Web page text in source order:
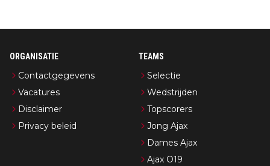
ORGANISATIE
Contactgegevens
Vacatures
Disclaimer
Privacy beleid
TEAMS
Selectie
Wedstrijden
Topscorers
Jong Ajax
Dames Ajax
Ajax O19